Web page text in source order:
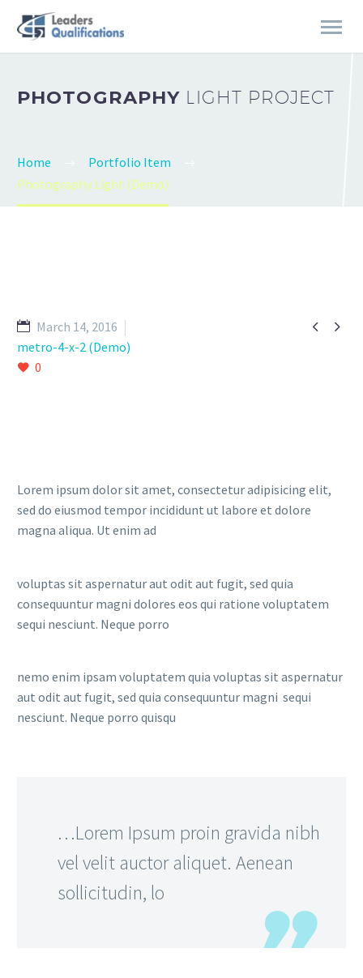
PHOTOGRAPHY LIGHT PROJECT
Home
Portfolio Item
Photography Light (Demo)
 
March 14, 2016
metro-4-x-2 (Demo)
0
Lorem ipsum dolor sit amet, consectetur adipisicing elit,
sed do eiusmod tempor incididunt ut labore et dolore
magna aliqua. Ut enim ad
voluptas sit aspernatur aut odit aut fugit, sed quia
consequuntur magni dolores eos qui ratione voluptatem
sequi nesciunt. Neque porro
nemo enim ipsam voluptatem quia voluptas sit aspernatur
aut odit aut fugit, sed quia consequuntur magni sequi
nesciunt. Neque porro quisqu
…Lorem Ipsum proin gravida nibh
vel velit auctor aliquet. Aenean
sollicitudin, lo